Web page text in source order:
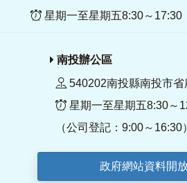
星期一至星期五8:30～17:30
南投辦公區
540202南投縣南投市省
星期一至星期五8:30～
（公司登記：9:00～16:30
政府網站資料開